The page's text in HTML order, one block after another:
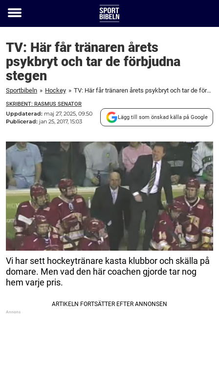
Toggle
TV: Här får tränaren årets
psykbryt och tar de förbjudna
stegen
Sportbibeln » Hockey » TV: Här får tränaren årets psykbryt och tar de förbjudna stegen
SKRIBENT: RASMUS SENATOR
Uppdaterad: maj 27, 2025, 09:50
Publicerad: jan 25, 2017, 15:03
Lägg till som önskad källa på Google
Vi har sett hockeytränare kasta klubbor och skälla på
domare. Men vad den här coachen gjorde tar nog
hem varje pris.